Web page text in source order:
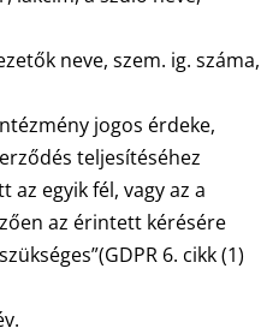
neve, szem. ig. száma,
jogos érdeke,
teljesítéséhez
az egyik fél, vagy az a
az érintett kérésére
6. cikk (1)